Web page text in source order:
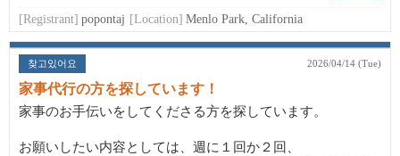
[Registrant] popontaj [Location] Menlo Park, California
찾고있어요 2026/04/14 (Tue)
家事代行の方を探しています！
家事のお手伝いをしてくださる方を探しています。
お願いしたい内容としては、週に１回か２回、